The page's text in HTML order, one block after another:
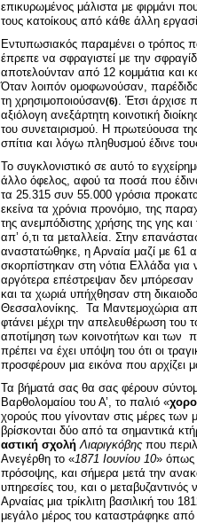
επικυρωμένος μάλιστα με φιρμάνι
τους κατοίκους από κάθε άλλη
Εντυπωσιακός παραμένει ο τρόπος
έπρεπε να σφραγιστεί με την
αποτελούνταν από 12 κομμάτια και
Όταν λοιπόν ομοφωνούσαν,
τη χρησιμοποιούσαν(6). Έτσι άρχισε
αξιόλογη ανεξάρτητη κοινοτική
του συνεταιρισμού. Η πρωτεύουσα
σπίτια και λόγω πληθυσμού έδινε
Το συγκλονιστικό σε αυτό το
άλλο όφελος, αφού τα ποσά που
τα 25.315 συν 55.000 γρόσια
εκείνα τα χρόνια προνόμιο, της
της ανεμπόδιστης χρήσης της γης
απ’ ό,τι τα μεταλλεία. Στην
αναστατώθηκε, η Αρναία μαζί με 61
σκορπίστηκαν στη νότια Ελλάδα
αργότερα επέστρεψαν δεν
και τα χωριά υπήχθησαν στη
Θεσσαλονίκης. Τα Μαντεμοχώρια
φτάνει μέχρι την απελευθέρωση του
αποτίμηση των κοινοτήτων και των
πρέπει να έχει υπόψη του ότι οι
προσφέρουν μια εικόνα που αρχίζει
Τα βήματά σας θα σας φέρουν
Βαρθολομαίου του Α’, το παλιό «
χορούς που γίνονταν στις μέρες
βρίσκονται δύο από τα σημαντικά
αστική σχολή Λιαριγκόβης που
Ανεγέρθη το «1871 Ιουνίου 10» όπως
πρόσοψης, και σήμερα μετά την
υπηρεσίες του, και ο μεταβυζαντινός
Αρναίας μια τρίκλιτη βασιλική του
μεγάλο μέρος του καταστράφηκε από